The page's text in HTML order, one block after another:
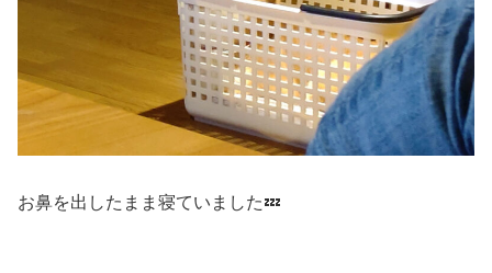
お鼻を出したまま寝ていました💤